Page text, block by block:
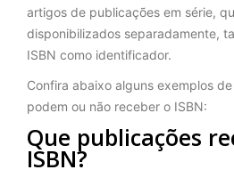
artigos de publicações em série,
disponibilizados separadamente,
ISBN como identificador.
Confira abaixo alguns exemplos
podem ou não receber o ISBN:
Que publicações
ISBN?